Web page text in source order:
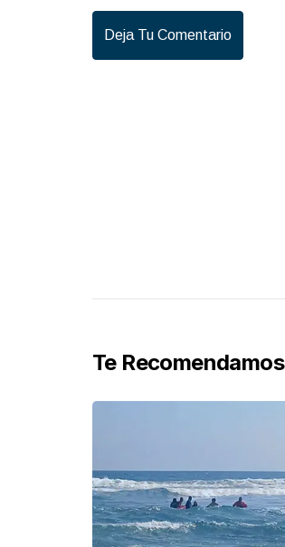
Deja Tu Comentario
Te Recomendamos